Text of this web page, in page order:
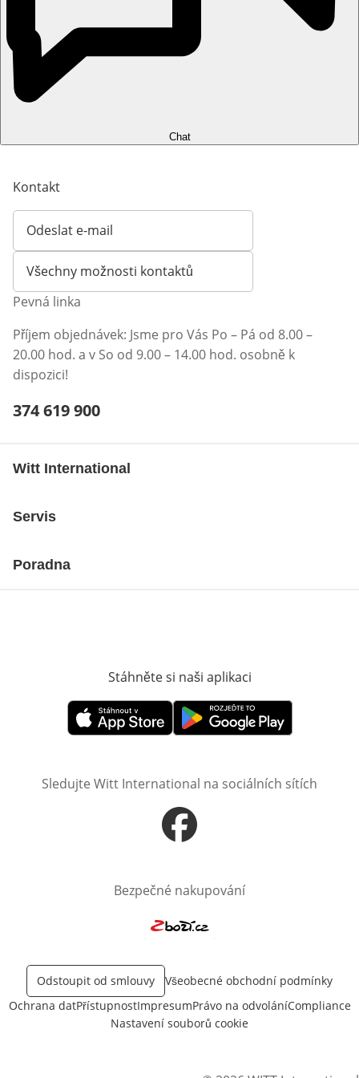
Chat
Kontakt
Odeslat e-mail
Otevírá e-mailového klienta
Všechny možnosti kontaktů
Pevná linka
Příjem objednávek: Jsme pro Vás Po – Pá od 8.00 –
20.00 hod. a v So od 9.00 – 14.00 hod. osobně k
dispozici!
Telefonní číslo:
374 619 900
Witt International
Servis
Poradna
Stáhněte si naši aplikaci
Otevře v novém okněOtevře v novém okně
Sledujte Witt International na sociálních sítích
Otevře v novém okně
Bezpečné nakupování
Odstoupit od smlouvy
Všeobecné obchodní podmínky
Ochrana datPřístupnostImpresumPrávo na odvoláníCompliance
Nastavení souborů cookie